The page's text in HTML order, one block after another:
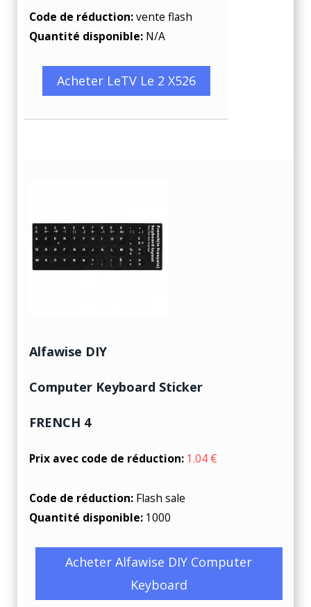
Code de réduction:vente flash
Quantité disponible: N/A
Acheter LeTV Le 2 X526
Alfawise DIY
Computer Keyboard Sticker
FRENCH 4
Prix avec code de réduction: 1.04 €
Code de réduction: Flash sale
Quantité disponible: 1000
Acheter Alfawise DIY Computer
Keyboard